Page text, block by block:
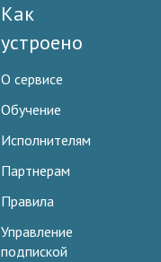
Как
устроено
О сервисе
Обучение
Исполнителям
Партнерам
Правила
Управление
подпиской